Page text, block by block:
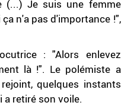
Je suis une femme
n'a pas d'importance !",
: "Alors enlevez
là !". Le polémiste a
quelques instants
a retiré son voile.